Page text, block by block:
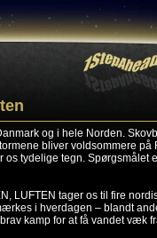
og i hele Norden.
bliver voldsommere på
tydelige tegn. Spørgsmålet
LUFTEN tager os til fire
i hverdagen – blandt
kamp for at få vandet væk